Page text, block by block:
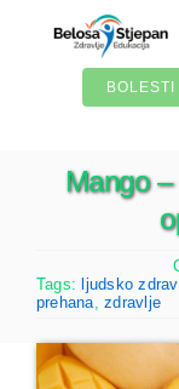
BOLESTI
Mango
Tags:ljudsko
prehana ,zdravlje